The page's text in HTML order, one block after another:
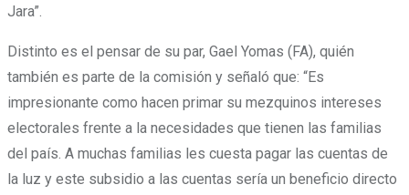
Jara”.
Distinto es el pensar de su par, Gael Yomas (FA), quién
también es parte de la comisión y señaló que: “Es
impresionante como hacen primar su mezquinos intereses
electorales frente a la necesidades que tienen las familias
del país. A muchas familias les cuesta pagar las cuentas de
la luz y este subsidio a las cuentas sería un beneficio directo